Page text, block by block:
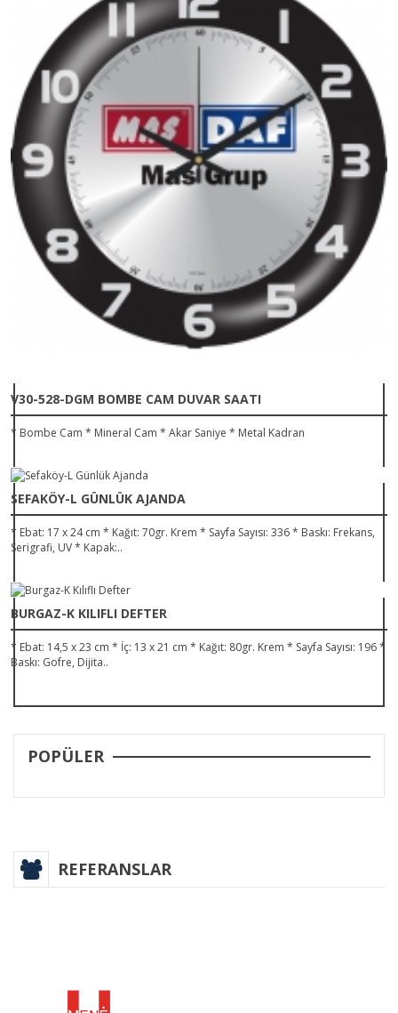
V30-528-DGM BOMBE CAM DUVAR SAATI
* Bombe Cam * Mineral Cam * Akar Saniye * Metal Kadran
SEFAKÖY-L GÜNLÜK AJANDA
* Ebat: 17 x 24 cm * Kağıt: 70gr. Krem * Sayfa Sayısı: 336 * Baskı: Frekans,
Serigrafi, UV * Kapak:..
BURGAZ-K KILIFLI DEFTER
* Ebat: 14,5 x 23 cm * İç: 13 x 21 cm * Kağıt: 80gr. Krem * Sayfa Sayısı: 196 *
Baskı: Gofre, Dijita..
POPÜLER
REFERANSLAR